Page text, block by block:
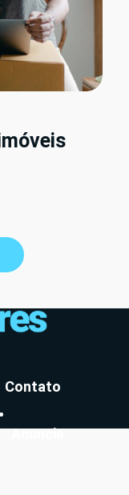
Contato
Anuncie